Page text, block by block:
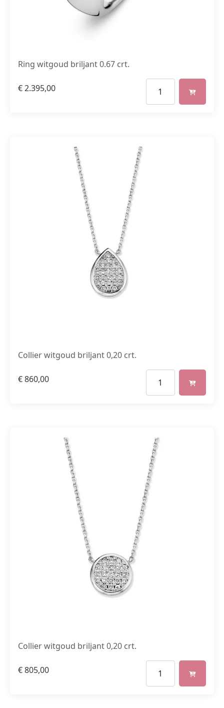
Ring witgoud briljant 0.67 crt.
€2.395,00
Collier witgoud briljant 0,20 crt.
€860,00
Collier witgoud briljant 0,20 crt.
€805,00